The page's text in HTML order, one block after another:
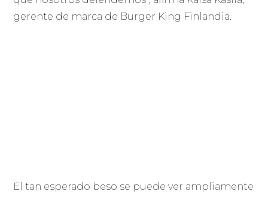
gerente de marca de Burger King Finlandia.
El tan esperado beso se puede ver ampliamente